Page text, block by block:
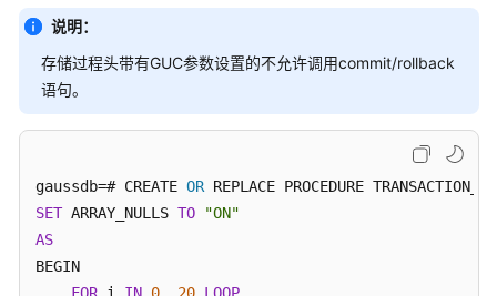
说明：
存储过程头带有GUC参数设置的不允许调用commit/rollback
语句。
gaussdb=# CREATE OR
SET ARRAY_NULLS TO
"ON"
AS
BEGIN